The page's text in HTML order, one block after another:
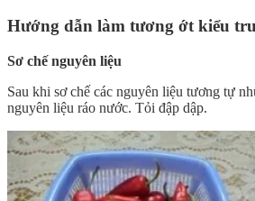
Hướng dẫn làm tương ớt kiểu
Sơ chế nguyên liệu
Sau khi sơ chế các nguyên liệu tương tự
nguyên liệu ráo nước. Tỏi đập dập.